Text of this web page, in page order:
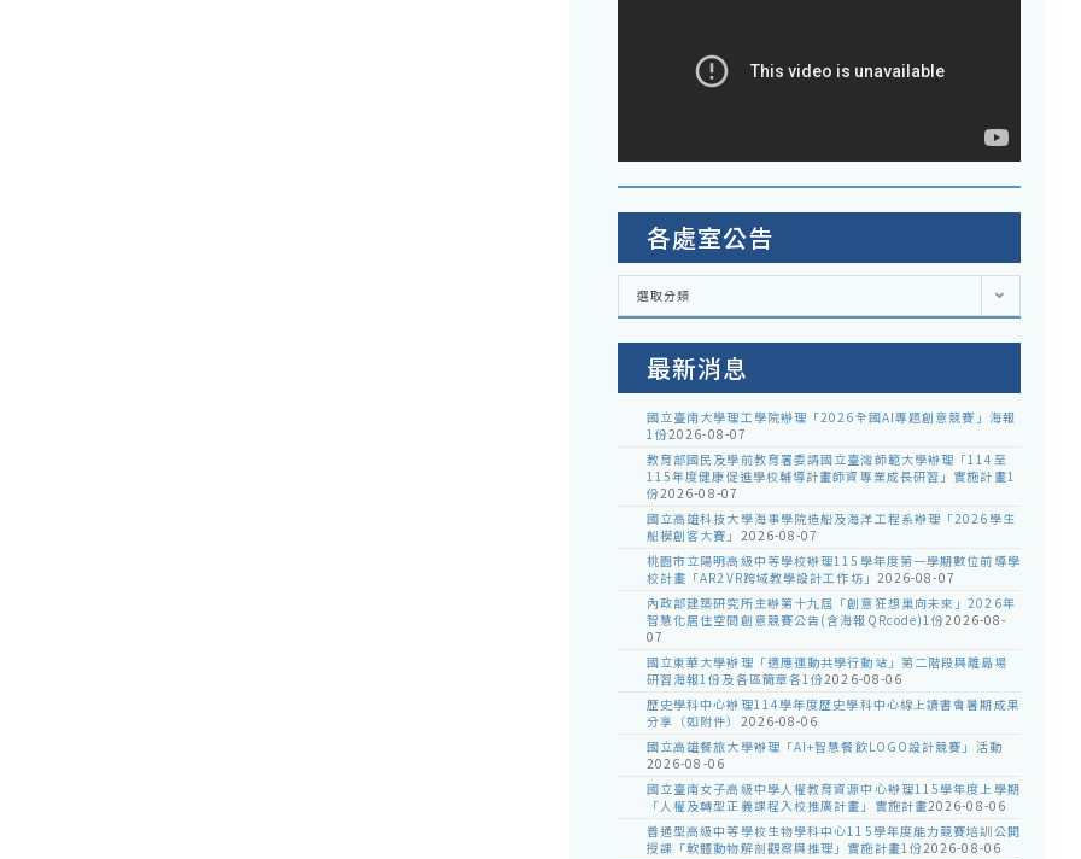
各處室公告
各
室
選取分類
最新消息
國立臺南大學理工學院辦理「2026全國AI專題創意競賽」海報
1份2026-08-07
教育部國民及學前教育署委請國立臺灣師範大學辦理「114至
115年度健康促進學校輔導計畫師資專業成長研習」實施計畫1
份2026-08-07
國立高雄科技大學海事學院造船及海洋工程系辦理「2026學生
船模創客大賽」 2026-08-07
桃園市立陽明高級中等學校辦理115學年度第一學期數位前導學
校計畫「AR2VR跨域教學設計工作坊」 2026-08-07
內政部建築研究所主辦第十九屆「創意狂想巢向未來」2026年
智慧化居住空間創意競賽公告(含海報QRcode)1份2026-08-
07
國立東華大學辦理「適應運動共學行動站」第二階段與離島場
研習海報1份及各區簡章各1份2026-08-06
歷史學科中心辦理114學年度歷史學科中心線上讀書會暑期成果
分享（如附件） 2026-08-06
國立高雄餐旅大學辦理「AI+智慧餐飲LOGO設計競賽」活動
2026-08-06
國立臺南女子高級中學人權教育資源中心辦理115學年度上學期
「人權及轉型正義課程入校推廣計畫」實施計畫2026-08-06
普通型高級中等學校生物學科中心115學年度能力競賽培訓公開
授課「軟體動物解剖觀察與推理」實施計畫1份2026-08-06